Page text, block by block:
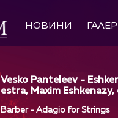
НОВИНИ
Vesko Panteleev -
estra, Maxim Eshkenazy,
Barber - Adagio for Strings